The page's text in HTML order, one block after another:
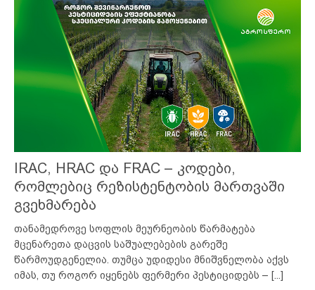
IRAC, HRAC და FRAC – კოდები,
რომლებიც რეზისტენტობის მართვაში
გვეხმარება
თანამედროვე სოფლის მეურნეობის წარმატება
მცენარეთა დაცვის საშუალებების გარეშე
წარმოუდგენელია. თუმცა უდიდესი მნიშვნელობა აქვს
იმას, თუ როგორ იყენებს ფერმერი პესტიციდებს – [...]